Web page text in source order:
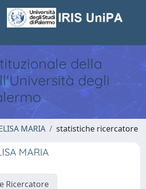
della
degli
MARIA statistiche ricercatore
MARIA
Ricercatore